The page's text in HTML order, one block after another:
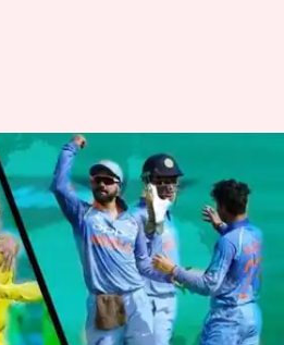
इरादे से उतरेगी
संभावित प्लेइंग
11
03:15 pm